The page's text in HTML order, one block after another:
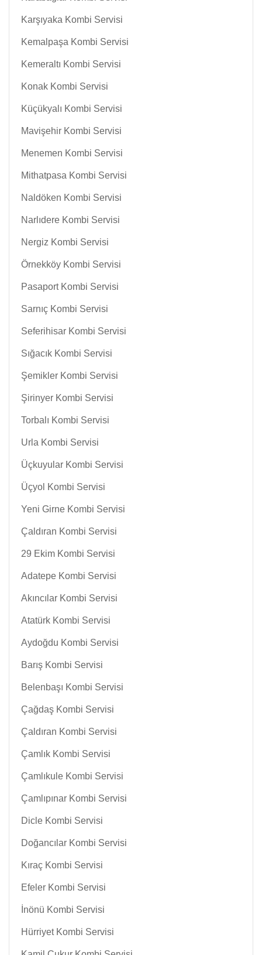
Karşıyaka Kombi Servisi
Kemalpaşa Kombi Servisi
Kemeraltı Kombi Servisi
Konak Kombi Servisi
Küçükyalı Kombi Servisi
Mavişehir Kombi Servisi
Menemen Kombi Servisi
Mithatpasa Kombi Servisi
Naldöken Kombi Servisi
Narlıdere Kombi Servisi
Nergiz Kombi Servisi
Örnekköy Kombi Servisi
Pasaport Kombi Servisi
Sarnıç Kombi Servisi
Seferihisar Kombi Servisi
Sığacık Kombi Servisi
Şemikler Kombi Servisi
Şirinyer Kombi Servisi
Torbalı Kombi Servisi
Urla Kombi Servisi
Üçkuyular Kombi Servisi
Üçyol Kombi Servisi
Yeni Girne Kombi Servisi
Çaldıran Kombi Servisi
29 Ekim Kombi Servisi
Adatepe Kombi Servisi
Akıncılar Kombi Servisi
Atatürk Kombi Servisi
Aydoğdu Kombi Servisi
Barış Kombi Servisi
Belenbaşı Kombi Servisi
Çağdaş Kombi Servisi
Çaldıran Kombi Servisi
Çamlık Kombi Servisi
Çamlıkule Kombi Servisi
Çamlıpınar Kombi Servisi
Dicle Kombi Servisi
Doğancılar Kombi Servisi
Kıraç Kombi Servisi
Efeler Kombi Servisi
İnönü Kombi Servisi
Hürriyet Kombi Servisi